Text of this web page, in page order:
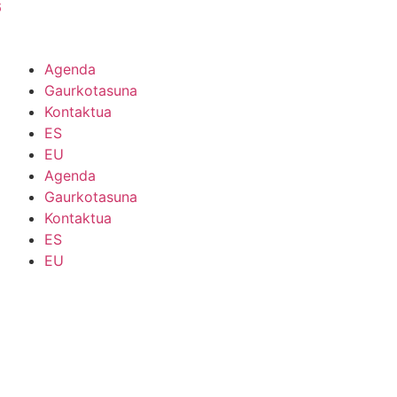
Agenda
Gaurkotasuna
Kontaktua
ES
EU
Agenda
Gaurkotasuna
Kontaktua
ES
EU